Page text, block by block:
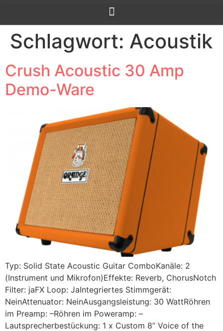
Schlagwort: Acoustik
Crush Acoustic 30 Amp
Demo-Ware
Typ: Solid State Acoustic Guitar ComboKanäle: 2
(Instrument und Mikrofon)Effekte: Reverb, ChorusNotch
Filter: jaFX Loop: JaIntegriertes Stimmgerät:
NeinAttenuator: NeinAusgangsleistung: 30 WattRöhren
im Preamp: –Röhren im Poweramp: –
Lautsprecherbestückung: 1 x Custom 8” Voice of the